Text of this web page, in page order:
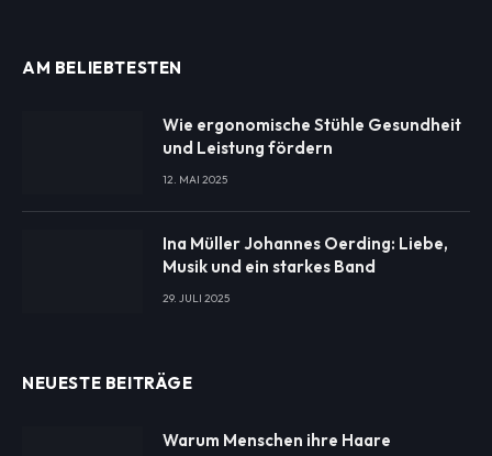
AM BELIEBTESTEN
Wie ergonomische Stühle Gesundheit
und Leistung fördern
12. MAI 2025
Ina Müller Johannes Oerding: Liebe,
Musik und ein starkes Band
29. JULI 2025
NEUESTE BEITRÄGE
Warum Menschen ihre Haare